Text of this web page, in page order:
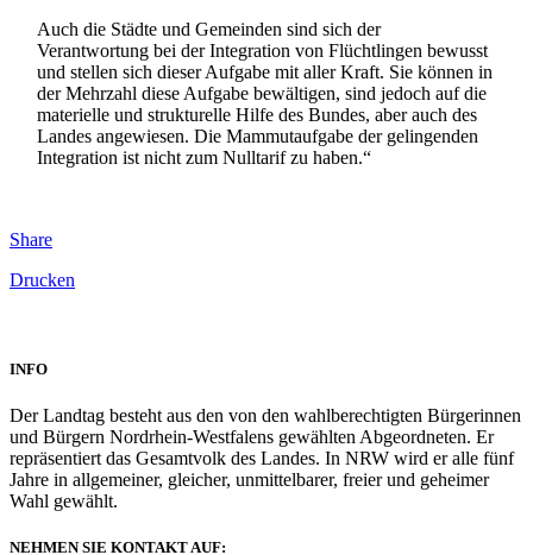
Auch die Städte und Gemeinden sind sich der
Verantwortung bei der Integration von Flüchtlingen bewusst
und stellen sich dieser Aufgabe mit aller Kraft. Sie können in
der Mehrzahl diese Aufgabe bewältigen, sind jedoch auf die
materielle und strukturelle Hilfe des Bundes, aber auch des
Landes angewiesen. Die Mammutaufgabe der gelingenden
Integration ist nicht zum Nulltarif zu haben.“
Share
Drucken
INFO
Der Landtag besteht aus den von den wahlberechtigten Bürgerinnen
und Bürgern Nordrhein-Westfalens gewählten Abgeordneten. Er
repräsentiert das Gesamtvolk des Landes. In NRW wird er alle fünf
Jahre in allgemeiner, gleicher, unmittelbarer, freier und geheimer
Wahl gewählt.
NEHMEN SIE KONTAKT AUF: